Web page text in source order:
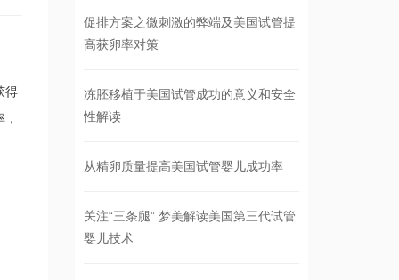
得
促排方案之微刺激的弊端及美国试管提
高获卵率对策
冻胚移植于美国试管成功的意义和安全
性解读
从精卵质量提高美国试管婴儿成功率
关注“三条腿” 梦美解读美国第三代试管
婴儿技术